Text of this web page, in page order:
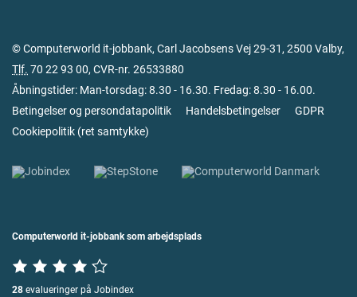
© Computerworld it-jobbank, Carl Jacobsens Vej 29-31, 2500 Valby,
Tlf. 70 22 93 00, CVR-nr. 26533880
Åbningstider: Man-torsdag: 8.30 - 16.30. Fredag: 8.30 - 16.00.
Betingelser og persondatapolitik
Handelsbetingelser
GDPR
Cookiepolitik (ret samtykke)
Computerworld it-jobbank som arbejdsplads
28 evalueringer på Jobindex